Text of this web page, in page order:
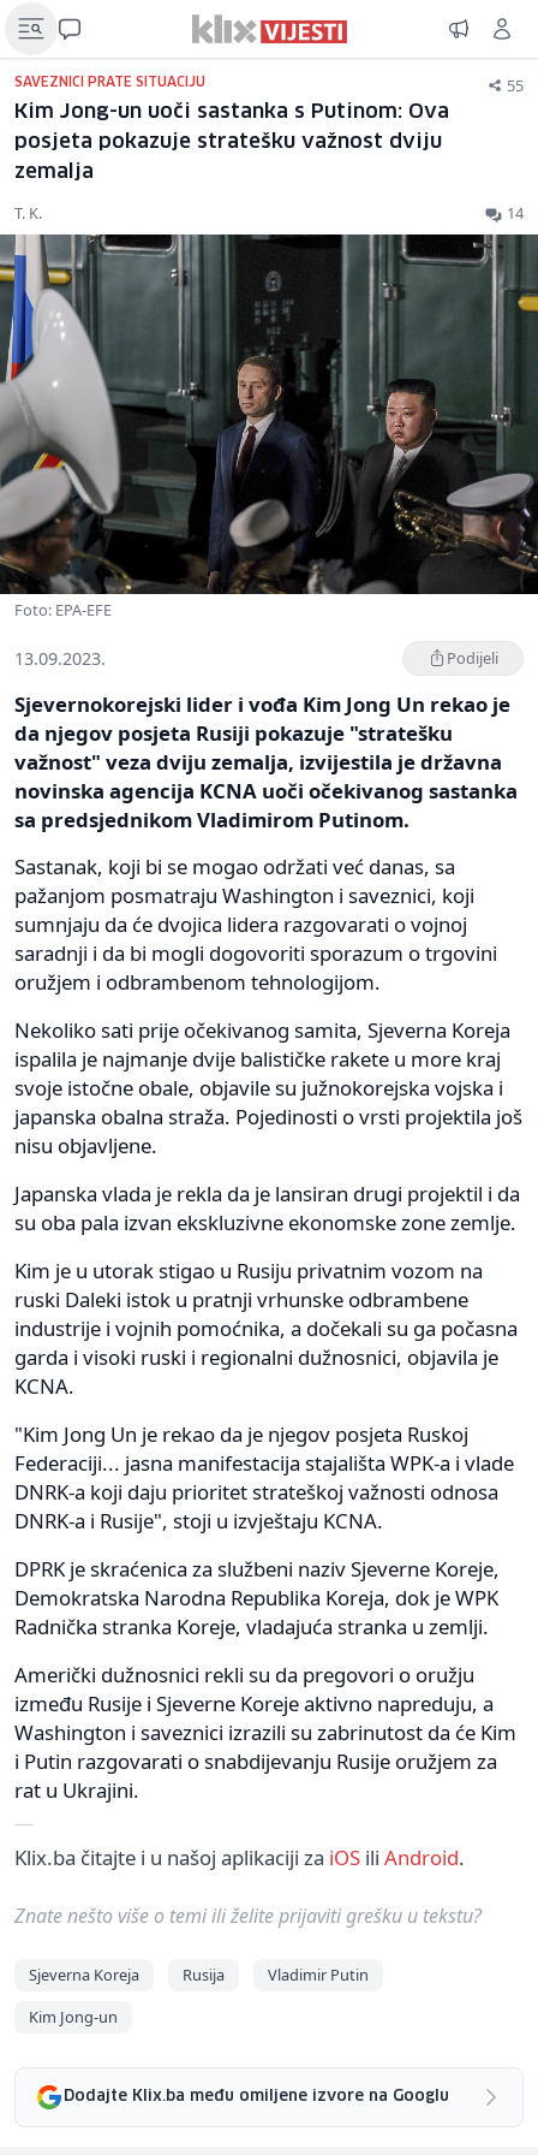
SAVEZNICI PRATE SITUACIJU 55
Kim Jong-un uoči sastanka s Putinom: Ova
posjeta pokazuje stratešku važnost dviju
zemalja
T. K. 14
Foto: EPA-EFE
13.09.2023. Podijeli
Sjevernokorejski lider i vođa Kim Jong Un rekao je
da njegov posjeta Rusiji pokazuje "stratešku
važnost" veza dviju zemalja, izvijestila je državna
novinska agencija KCNA uoči očekivanog sastanka
sa predsjednikom Vladimirom Putinom.
Sastanak, koji bi se mogao održati već danas, sa
pažanjom posmatraju Washington i saveznici, koji
sumnjaju da će dvojica lidera razgovarati o vojnoj
saradnji i da bi mogli dogovoriti sporazum o trgovini
oružjem i odbrambenom tehnologijom.
Nekoliko sati prije očekivanog samita, Sjeverna Koreja
ispalila je najmanje dvije balističke rakete u more kraj
svoje istočne obale, objavile su južnokorejska vojska i
japanska obalna straža. Pojedinosti o vrsti projektila još
nisu objavljene.
Japanska vlada je rekla da je lansiran drugi projektil i da
su oba pala izvan ekskluzivne ekonomske zone zemlje.
Kim je u utorak stigao u Rusiju privatnim vozom na
ruski Daleki istok u pratnji vrhunske odbrambene
industrije i vojnih pomoćnika, a dočekali su ga počasna
garda i visoki ruski i regionalni dužnosnici, objavila je
KCNA.
"Kim Jong Un je rekao da je njegov posjeta Ruskoj
Federaciji... jasna manifestacija stajališta WPK-a i vlade
DNRK-a koji daju prioritet strateškoj važnosti odnosa
DNRK-a i Rusije", stoji u izvještaju KCNA.
DPRK je skraćenica za službeni naziv Sjeverne Koreje,
Demokratska Narodna Republika Koreja, dok je WPK
Radnička stranka Koreje, vladajuća stranka u zemlji.
Američki dužnosnici rekli su da pregovori o oružju
između Rusije i Sjeverne Koreje aktivno napreduju, a
Washington i saveznici izrazili su zabrinutost da će Kim
i Putin razgovarati o snabdijevanju Rusije oružjem za
rat u Ukrajini.
Klix.ba čitajte i u našoj aplikaciji za iOS ili Android.
Znate nešto više o temi ili želite prijaviti grešku u tekstu?
Sjeverna Koreja Rusija
Vladimir Putin
Kim Jong-un
Dodajte Klix.ba među omiljene izvore na Googlu